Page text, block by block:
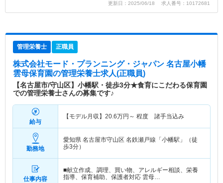
更新日：2025/06/18 求人番号：10172681
管理栄養士 正職員
株式会社モード・プランニング・ジャパン 名古屋小幡
雲母保育園の管理栄養士求人(正職員)
【名古屋市/守山区】小幡駅・徒歩3分★食育にこだわる保育園
での管理栄養士さんの募集です♪
給与
【モデル月収】 20.6万円～ 程度 諸手当込み
勤務地
愛知県 名古屋市守山区 名鉄瀬戸線「小幡駅」（徒
歩3分）
仕事内容
■献立作成、調理、買い物、アレルギー相談、栄養
指導、保育補助、保護者対応 雲母…